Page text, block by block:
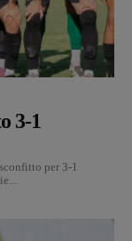
3-1
per 3-1